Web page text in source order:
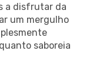
a disfrutar da
um mergulho
saboreia